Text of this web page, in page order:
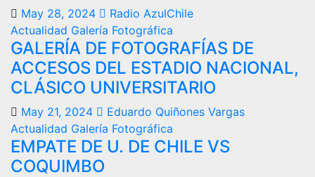
May 28, 2024
Radio AzulChile
Actualidad Galería Fotográfica
GALERÍA DE FOTOGRAFÍAS DE
ACCESOS DEL ESTADIO NACIONAL,
CLÁSICO UNIVERSITARIO
May 21, 2024
Eduardo Quiñones Vargas
Actualidad Galería Fotográfica
EMPATE DE U. DE CHILE VS
COQUIMBO